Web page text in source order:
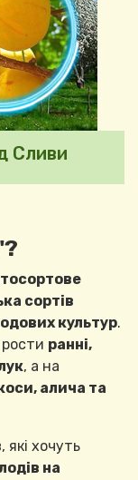
Сливи
сортів
культур.
ранні,
, а на
алича та
які хочуть
на